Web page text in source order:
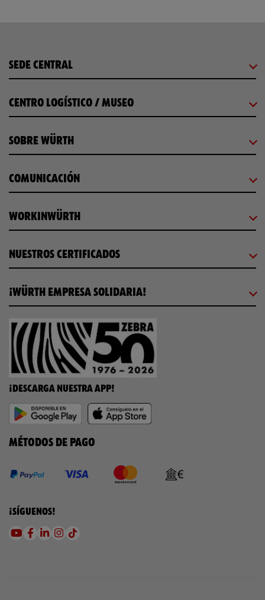
SEDE CENTRAL
CENTRO LOGÍSTICO / MUSEO
SOBRE WÜRTH
COMUNICACIÓN
WORKINWÜRTH
NUESTROS CERTIFICADOS
¡WÜRTH EMPRESA SOLIDARIA!
¡DESCARGA NUESTRA APP!
MÉTODOS DE PAGO
¡SÍGUENOS!